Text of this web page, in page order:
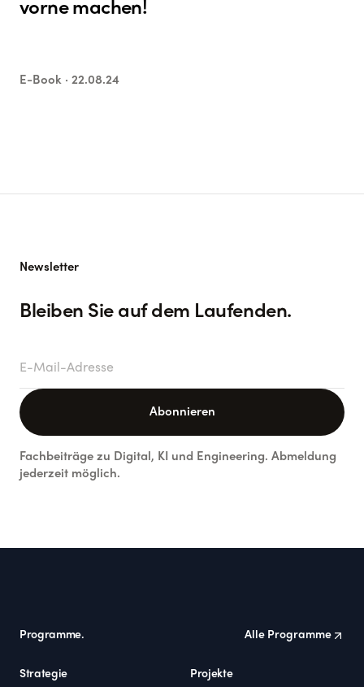
vorne machen!
E-Book · 22.08.24
Newsletter
Bleiben Sie auf dem Laufenden.
E-Mail-Adresse
Abonnieren
Fachbeiträge zu Digital, KI und Engineering. Abmeldung
jederzeit möglich.
Programme. Alle Programme
Strategie Projekte